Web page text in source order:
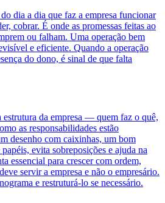
dia a dia que faz a empresa funcionar
cobrar. É onde as promessas feitas ao
ou falham. Uma operação bem
e eficiente. Quando a operação
do dono, é sinal de que falta
estrutura da empresa — quem faz o quê,
as responsabilidades estão
desenho com caixinhas, um bom
evita sobreposições e ajuda na
essencial para crescer com ordem,
servir a empresa e não o empresário.
e restruturá-lo se necessário.